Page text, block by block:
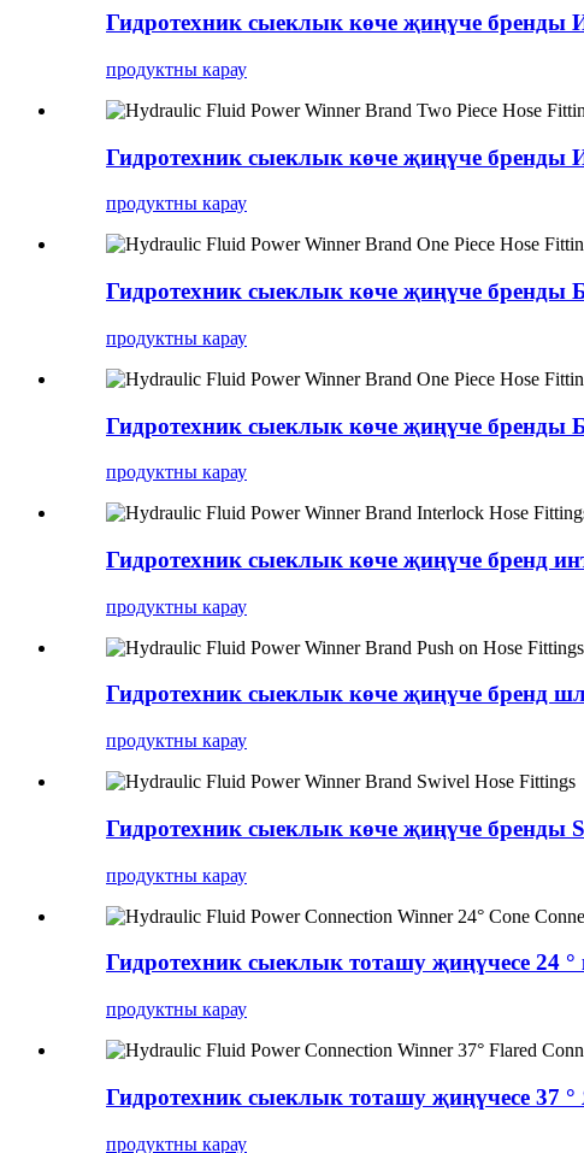
Гидротехник сыеклык көче җиңүче бренды
продуктны карау
Гидротехник сыеклык көче җиңүче бренды
продуктны карау
Гидротехник сыеклык көче җиңүче бренды
продуктны карау
Гидротехник сыеклык көче җиңүче бренды
продуктны карау
Гидротехник сыеклык көче җиңүче бренд
продуктны карау
Гидротехник сыеклык көче җиңүче бренд
продуктны карау
Гидротехник сыеклык көче җиңүче бренды
продуктны карау
Гидротехник сыеклык тоташу җиңүчесе 24
продуктны карау
Гидротехник сыеклык тоташу җиңүчесе 37
продуктны карау